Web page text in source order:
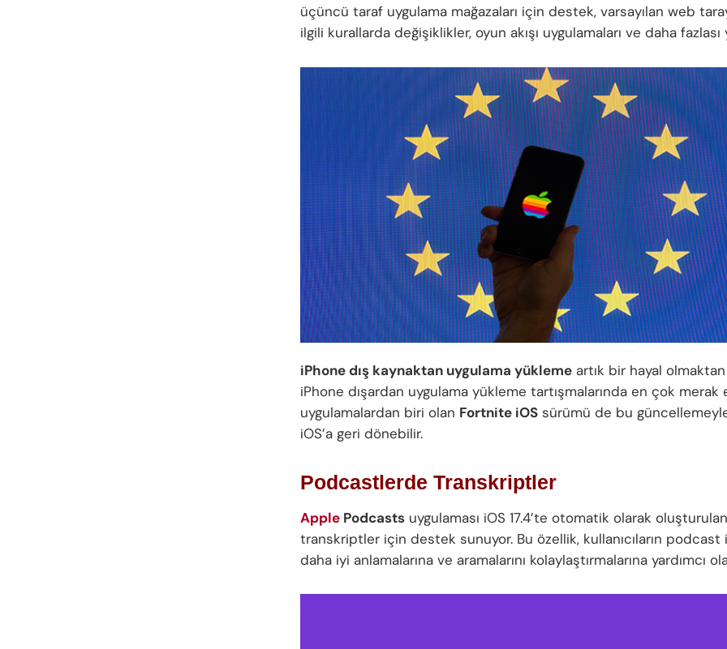
üçüncü taraf uygulama mağazaları için destek, varsayılan web
ilgili kurallarda değişiklikler, oyun akışı uygulamaları ve daha fazlası
iPhone dış kaynaktan uygulama yükleme artık bir hayal olmaktan
iPhone dışardan uygulama yükleme tartışmalarında en çok merak
uygulamalardan biri olan Fortnite iOS sürümü de bu
iOS’a geri dönebilir.
Podcastlerde Transkriptler
Apple Podcasts uygulaması iOS 17.4’te otomatik olarak oluşturulan
transkriptler için destek sunuyor. Bu özellik, kullanıcıların podcast
daha iyi anlamalarına ve aramalarını kolaylaştırmalarına yardımcı